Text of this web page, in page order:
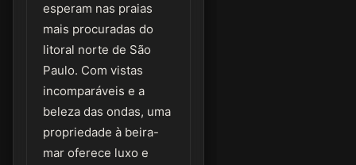
esperam nas praias
mais procuradas do
litoral norte de São
Paulo. Com vistas
incomparáveis e a
beleza das ondas, uma
propriedade à beira-
mar oferece luxo e